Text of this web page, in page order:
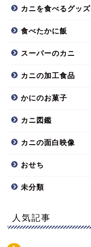
カニを食べるグッズ
食べたかに飯
スーパーのカニ
カニの加工食品
かにのお菓子
カニ図鑑
カニの面白映像
おせち
未分類
人気記事